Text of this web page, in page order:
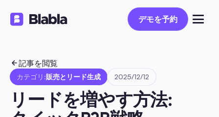
デモを予約
デモを予約
記事を閲覧
カテゴリ:販売とリード生成 2025/12/12
リードを増やす方法: